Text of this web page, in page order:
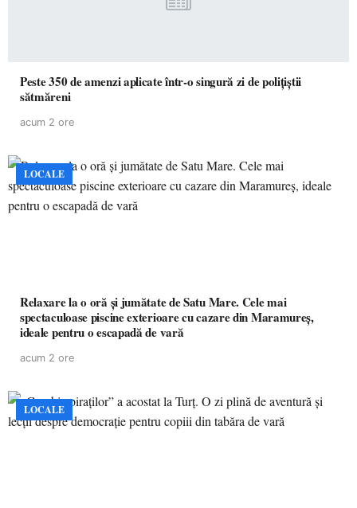
Peste 350 de amenzi aplicate într-o singură zi de polițiștii
sătmăreni
acum 2 ore
LOCALE
Relaxare la o oră și jumătate de Satu Mare. Cele mai
spectaculoase piscine exterioare cu cazare din Maramureș,
ideale pentru o escapadă de vară
acum 2 ore
LOCALE